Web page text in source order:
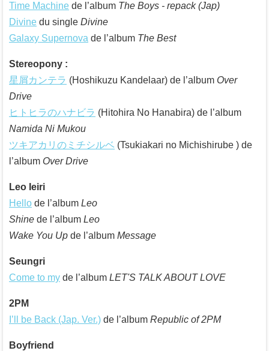
Time Machine de l’album The Boys - repack (Jap)
Divine du single Divine
Galaxy Supernova de l’album The Best
Stereopony :
星屑カンテラ (Hoshikuzu Kandelaar) de l’album Over
Drive
ヒトヒラのハナビラ (Hitohira No Hanabira) de l’album
Namida Ni Mukou
ツキアカリのミチシルベ (Tsukiakari no Michishirube ) de
l’album Over Drive
Leo Ieiri
Hello de l’album Leo
Shine de l’album Leo
Wake You Up de l’album Message
Seungri
Come to my de l’album LET'S TALK ABOUT LOVE
2PM
I’ll be Back (Jap. Ver.) de l’album Republic of 2PM
Boyfriend